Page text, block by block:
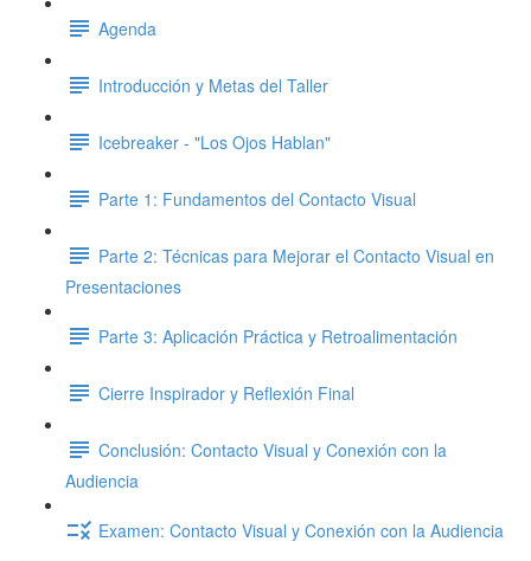
Agenda
Introducción y Metas del Taller
Icebreaker - "Los Ojos Hablan"
Parte 1: Fundamentos del Contacto Visual
Parte 2: Técnicas para Mejorar el Contacto Visual en
Presentaciones
Parte 3: Aplicación Práctica y Retroalimentación
Cierre Inspirador y Reflexión Final
Conclusión: Contacto Visual y Conexión con la
Audiencia
Examen: Contacto Visual y Conexión con la Audiencia